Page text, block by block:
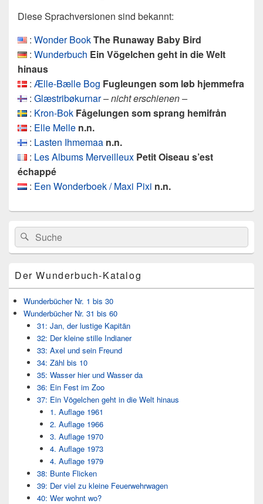
Diese Sprachversionen sind bekannt:
: Wonder BookThe Runaway Baby Bird
: Wunderbuch Ein Vögelchen geht in die Welt
hinaus
: Ælle-Bælle Bog Fugleungen som løb hjemmefra
: Glæstribøkurnar– nicht erschienen –
: Kron-Bok Fågelungen som sprang hemifrån
: Elle Melle n.n.
: Lasten Ihmemaa n.n.
: Les Albums Merveilleux Petit Oiseau s’est
échappé
: Een Wonderboek / Maxi Pixi n.n.
Primärer
Seitenleisten
Widget-
Bereich
Search
for:
Suche
Der Wunderbuch-Katalog
Wunderbücher Nr. 1 bis 30
Wunderbücher Nr. 31 bis 60
31: Jan, der lustige Kapitän
32: Der kleine stille Indianer
33: Axel und sein Freund
34: Zähl bis 10
35: Wasser hier und Wasser da
36: Ein Fest im Zoo
37: Ein Vögelchen geht in die Welt hinaus
1. Auflage 1961
2. Auflage 1966
3. Auflage 1970
4. Auflage 1973
4. Auflage 1979
38: Bunte Flicken
39: Der viel zu kleine Feuerwehrwagen
40: Wer wohnt wo?